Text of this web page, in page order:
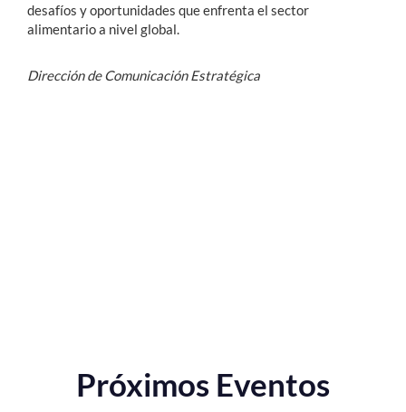
desafíos y oportunidades que enfrenta el sector
alimentario a nivel global.
Dirección de Comunicación Estratégica
Próximos Eventos